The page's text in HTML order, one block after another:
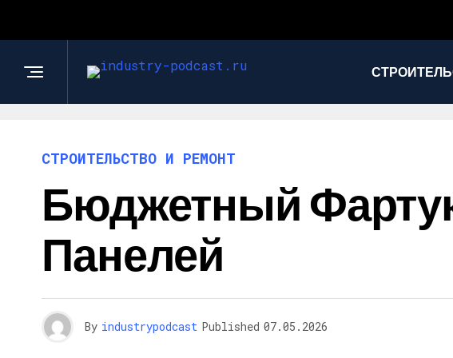
СТРОИТЕЛЬСТВО И РЕМОНТ
Бюджетный
Панелей
By industrypodcast Published 07.05.2026